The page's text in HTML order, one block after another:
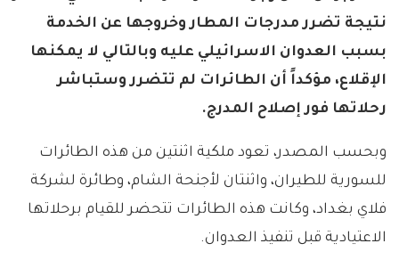
نتيجة تضرر مدرجات المطار وخروجها عن الخدمة
بسبب العدوان الاسرائيلي عليه وبالتالي لا يمكنها
الإقلاع، مؤكداً أن الطائرات لم تتضرر وستباشر
رحلاتها فور إصلاح المدرج.
وبحسب المصدر، تعود ملكية اثنتين من هذه الطائرات
للسورية للطيران، واثنتان لأجنحة الشام، وطائرة لشركة
فلاي بغداد، وكانت هذه الطائرات تتحضر للقيام برحلاتها
الاعتيادية قبل تنفيذ العدوان.